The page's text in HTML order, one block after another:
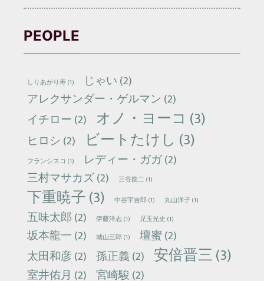
PEOPLE
しりあがり寿(1) じゃい(2)
アレクサンダー・ゲルマン(2)
イチロー(2) オノ・ヨーコ (3)
ヒロシ(2) ビートたけし (3)
フランシスコ (1) レディー・ガガ(2)
三村マサカズ(2) 三谷龍二(1)
下重暁子(3) 中谷宇吉郎(1) 丸山洋子(1)
五味太郎(2) 伊藤洋志(1) 児玉光史 (1)
坂本龍一(2) 城山三郎(1) 壇蜜(2)
太田和彦(2) 孫正義(2) 安倍晋三(3)
室井佑月 (2) 宮崎駿(2)